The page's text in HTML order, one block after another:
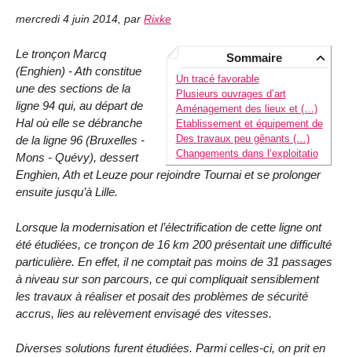
mercredi 4 juin 2014, par Rixke
Sommaire
Un tracé favorable
Plusieurs ouvrages d’art
Aménagement des lieux et (…)
Etablissement et équipement de
Des travaux peu gênants (…)
Changements dans l’exploitatio
Le tronçon Marcq
(Enghien) - Ath constitue
une des sections de la
ligne 94 qui, au départ de
Hal où elle se débranche
de la ligne 96 (Bruxelles -
Mons - Quévy), dessert
Enghien, Ath et Leuze pour rejoindre Tournai et se prolonger
ensuite jusqu’à Lille.
Lorsque la modernisation et l’électrification de cette ligne ont
été étudiées, ce tronçon de 16 km 200 présentait une difficulté
particulière. En effet, il ne comptait pas moins de 31 passages
à niveau sur son parcours, ce qui compliquait sensiblement
les travaux à réaliser et posait des problèmes de sécurité
accrus, lies au relèvement envisagé des vitesses.
Diverses solutions furent étudiées. Parmi celles-ci, on prit en